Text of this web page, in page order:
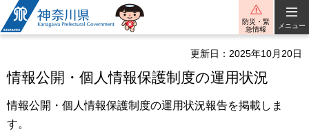
神奈川県
防災・緊
急情報
メニュー
更新日：2025年10月20日
情報公開・個人情報保護制度の運用状況
情報公開・個人情報保護制度の運用状況報告を掲載しま
す。